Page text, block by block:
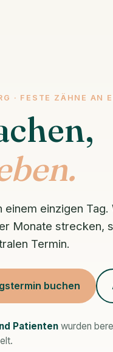
· FESTE ZÄHNE AN
einem einzigen
Monate strecken,
Termin.
buchen
Patienten wurden